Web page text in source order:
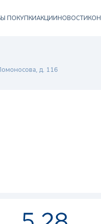
ПОКУПКИАКЦИИНОВОСТИ
д. 116